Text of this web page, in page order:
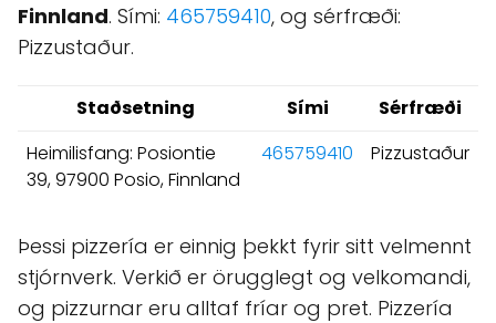
Finnland. Sími: 465759410, og sérfræði:
Pizzustaður.
Staðsetning Sími
Sérfræði
Heimilisfang: Posiontie
39, 97900 Posio, Finnland
465759410 Pizzustaður
Þessi pizzería er einnig þekkt fyrir sitt velmennt
stjórnverk. Verkið er örugglegt og velkomandi,
og pizzurnar eru alltaf fríar og pret. Pizzería